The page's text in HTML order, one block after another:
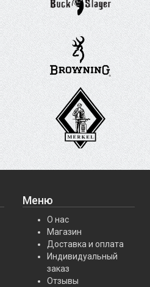
Меню
О нас
Магазин
Доставка и оплата
Индивидуальный
заказ
Отзывы